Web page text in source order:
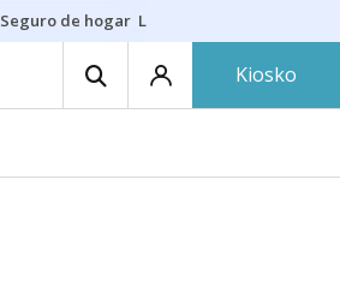
Seguro de hogar Lío Athletic-Osasuna
Kiosko